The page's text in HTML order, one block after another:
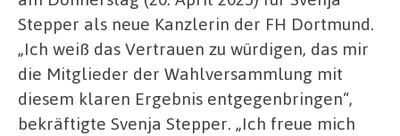
Stepper als neue Kanzlerin der FH Dortmund.
„Ich weiß das Vertrauen zu würdigen, das mir
die Mitglieder der Wahlversammlung mit
diesem klaren Ergebnis entgegenbringen“,
bekräftigte Svenja Stepper. „Ich freue mich